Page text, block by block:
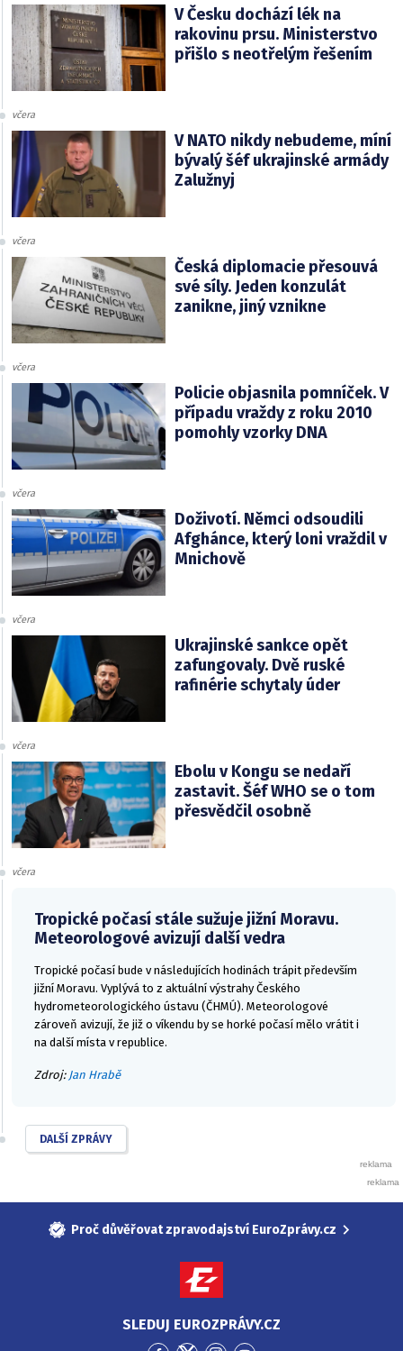
V Česku dochází lék na
rakovinu prsu. Ministerstvo
přišlo s neotřelým řešením
včera
V NATO nikdy nebudeme, míní
bývalý šéf ukrajinské armády
Zalužnyj
včera
Česká diplomacie přesouvá
své síly. Jeden konzulát
zanikne, jiný vznikne
včera
Policie objasnila pomníček. V
případu vraždy z roku 2010
pomohly vzorky DNA
včera
Doživotí. Němci odsoudili
Afghánce, který loni vraždil v
Mnichově
včera
Ukrajinské sankce opět
zafungovaly. Dvě ruské
rafinérie schytaly úder
včera
Ebolu v Kongu se nedaří
zastavit. Šéf WHO se o tom
přesvědčil osobně
včera
Tropické počasí stále sužuje jižní Moravu.
Meteorologové avizují další vedra
Tropické počasí bude v následujících hodinách trápit především
jižní Moravu. Vyplývá to z aktuální výstrahy Českého
hydrometeorologického ústavu (ČHMÚ). Meteorologové
zároveň avizují, že již o víkendu by se horké počasí mělo vrátit i
na další místa v republice.
Zdroj: Jan Hrabě
DALŠÍ ZPRÁVY
Proč důvěřovat zpravodajství EuroZprávy.cz
SLEDUJ EUROZPRÁVY.CZ